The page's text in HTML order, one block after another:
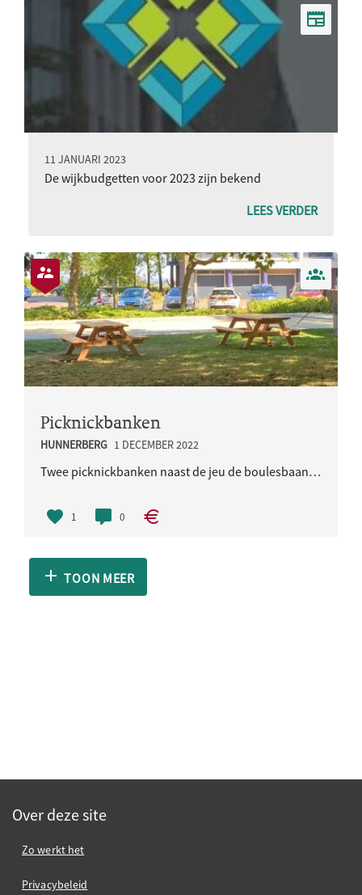
11 JANUARI 2023
De wijkbudgetten voor 2023 zijn bekend
LEES VERDER
Picknickbanken
HUNNERBERG 1 DECEMBER 2022
Twee picknickbanken naast de jeu de boulesbaan aan de Reinaldstraat.
1 0
TOON MEER
Over deze site
Zo werkt het
Privacybeleid